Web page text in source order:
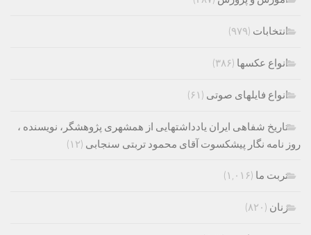
انتخابات (۹۷۹)
انواع عکسها (۳۸۶)
انواع فایلهای صوتی (۶۱)
تاریخ شفاهی ایران یادداشتهایی از همشهری پژوهشگر، نویسنده ،
روز نامه نگار پیشکسوت آقای محمود تربتی سنجابی (۱۲)
تربت ما (۱,۰۱۶)
زنان (۸۲۰)